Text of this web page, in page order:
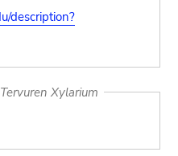
description?
Xylarium